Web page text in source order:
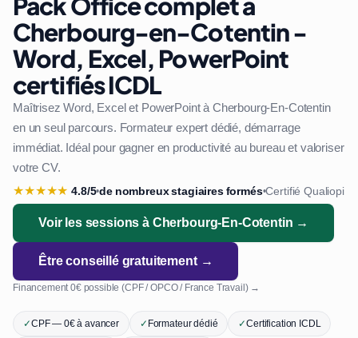
Cherbourg-en-Cotentin -
Word, Excel, PowerPoint
certifiés ICDL
Maîtrisez Word, Excel et PowerPoint à Cherbourg-En-Cotentin
en un seul parcours. Formateur expert dédié, démarrage
immédiat. Idéal pour gagner en productivité au bureau et valoriser
votre CV.
★★★★★ 4.8/5•de nombreux stagiaires formés•Certifié Qualiopi
Voir les sessions à Cherbourg-En-Cotentin →
Être conseillé gratuitement →
Financement 0€ possible (CPF / OPCO / France Travail) →
✓CPF — 0€ à avancer ✓Formateur dédié ✓Certification ICDL